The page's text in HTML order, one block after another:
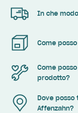
In che
Come
Come
prodotto?
Dove
Affenzahn?